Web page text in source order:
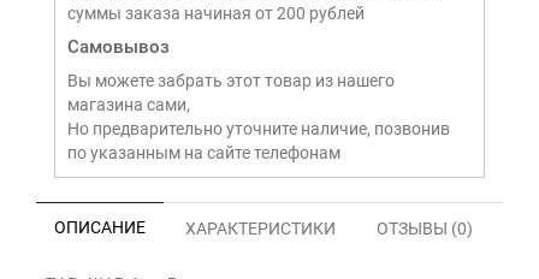
суммы заказа начиная от 200 рублей
Самовывоз
Вы можете забрать этот товар из нашего
магазина сами,
Но предварительно уточните наличие, позвонив
по указанным на сайте телефонам
ОПИСАНИЕ ХАРАКТЕРИСТИКИ ОТЗЫВЫ (0)